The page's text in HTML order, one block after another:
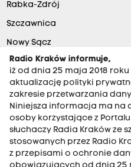
Rabka-Zdrój
Szczawnica
Nowy Sącz
RADIO KRAKÓW SA. Aleja
Kraków
Radio Kraków informuje,
iż od dnia 25 maja 2018
aktualizację polityki
zakresie przetwarzania
Niniejsza informacja ma na
osoby korzystające z
słuchaczy Radia Kraków ze
stosowanych przez Radio
z przepisami o ochronie